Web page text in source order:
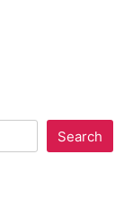
Search